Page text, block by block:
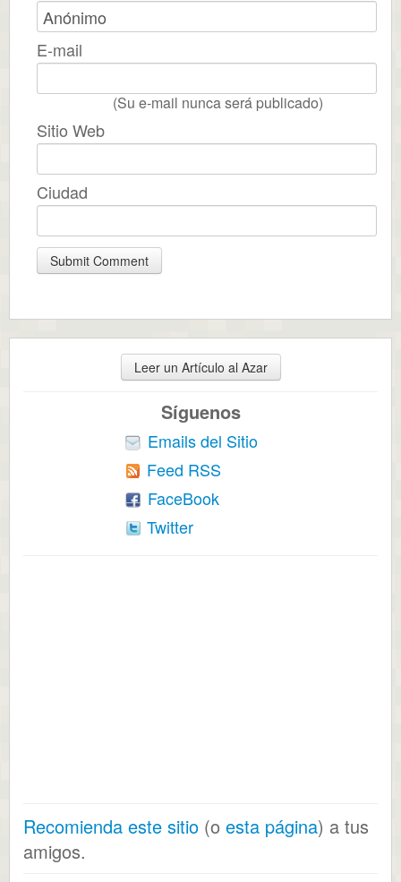
E-mail
(Su e-mail nunca será publicado)
Sitio Web
Ciudad
Leer un Artículo al Azar
Síguenos
Emails del Sitio
Feed RSS
FaceBook
Twitter
Recomienda este sitio (o esta página) a tus
amigos.